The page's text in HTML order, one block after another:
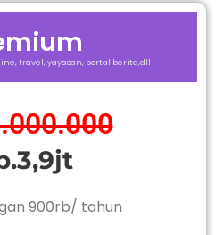
travel, yayasan, portal berita,dll
900rb/ tahun